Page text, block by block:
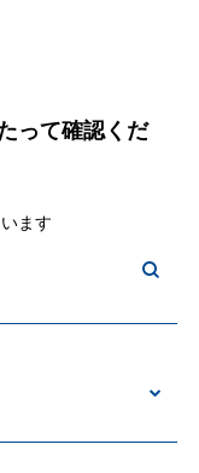
って確認くだ
ます